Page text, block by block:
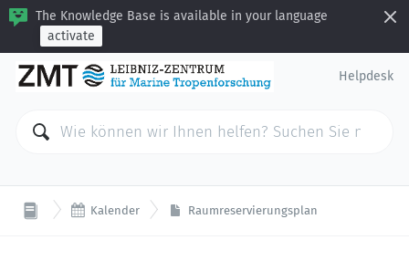
The Knowledge Base is available in your language
activate
Helpdesk
 Kalender Raumreservierungsplan